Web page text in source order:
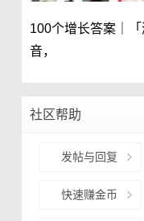
100个增长答案｜
音，
社区帮助
发帖与回复
快速赚金币